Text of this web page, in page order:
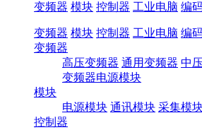
变频器 模块 控制器 工业电脑 编
变频器 模块 控制器 工业电脑 编
变频器
高压变频器 通用变频器 中
变频器电源模块
模块
电源模块 通讯模块 采集模
控制器